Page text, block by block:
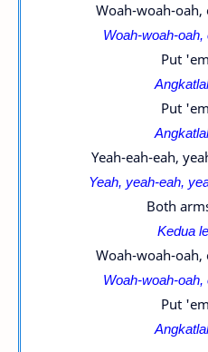
Woah-woah-oah,
Woah-woah-
Put
Put
Yeah-eah-eah,
Yeah, yeah-eah,
Both
Kedua
Woah-woah-oah,
Woah-woah-
Put